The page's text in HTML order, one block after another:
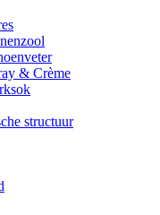
& Crème
structuur